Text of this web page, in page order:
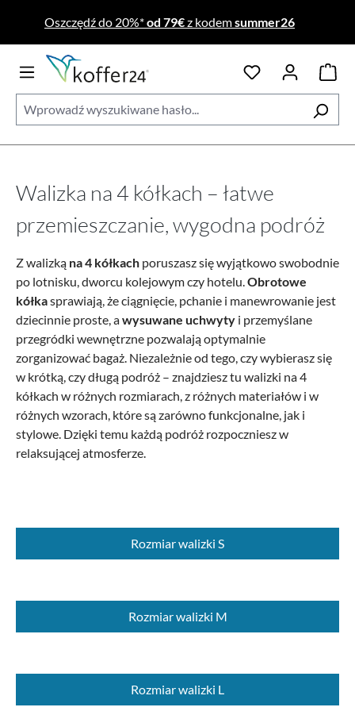
Przejdź do głównej zawartości
Oszczędź do 20%*od 79€z kodemsummer26
Walizka na 4 kółkach – łatwe
przemieszczanie, wygodna podróż
Z walizką na 4 kółkach poruszasz się wyjątkowo swobodnie
po lotnisku, dworcu kolejowym czy hotelu.Obrotowe
kółkasprawiają, że ciągnięcie, pchanie i manewrowanie jest
dziecinnie proste, awysuwane uchwyty i przemyślane
przegródki wewnętrzne pozwalają optymalnie
zorganizować bagaż. Niezależnie od tego, czy wybierasz się
w krótką, czy długą podróż – znajdziesz tu walizki na 4
kółkach w różnych rozmiarach, z różnych materiałów i w
różnych wzorach, które są zarówno funkcjonalne, jak i
stylowe. Dzięki temu każdą podróż rozpoczniesz w
relaksującej atmosferze.
Rozmiar walizki S
Rozmiar walizki M
Rozmiar walizki L